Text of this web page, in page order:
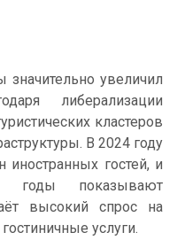
значительно увеличил
либерализации
кластеров
В 2024 году
иностранных гостей, и
годы показывают
высокий спрос на
услуги.